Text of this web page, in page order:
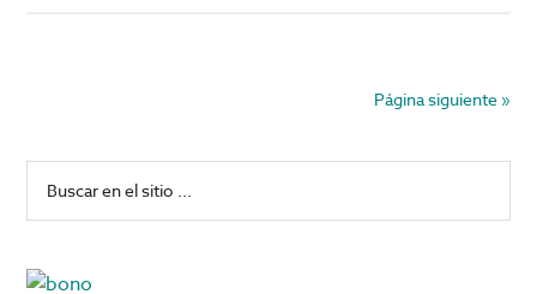
Bola
Página siguiente »
Barra
lateral
principal
sitio